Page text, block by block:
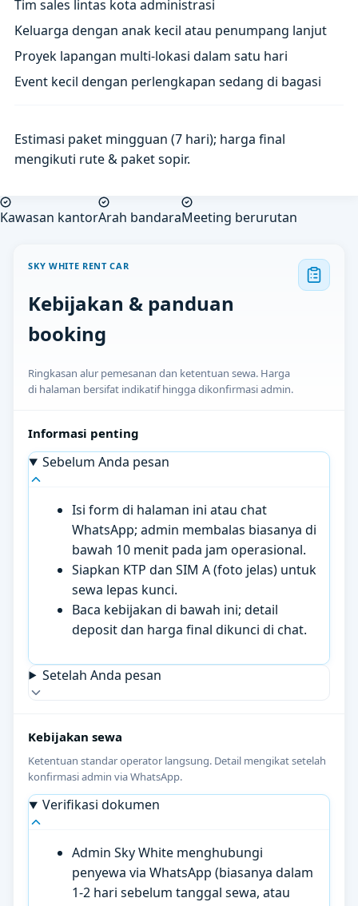
Tim sales lintas kota administrasi
Keluarga dengan anak kecil atau penumpang lanjut
Proyek lapangan multi-lokasi dalam satu hari
Event kecil dengan perlengkapan sedang di bagasi
Estimasi paket mingguan (7 hari); harga final
mengikuti rute & paket sopir.
Kawasan kantorArah bandaraMeeting berurutan
SKY WHITE RENT CAR
Kebijakan & panduan
booking
Ringkasan alur pemesanan dan ketentuan sewa. Harga
di halaman bersifat indikatif hingga dikonfirmasi admin.
Informasi penting
Sebelum Anda pesan
Isi form di halaman ini atau chat
WhatsApp; admin membalas biasanya di
bawah 10 menit pada jam operasional.
Siapkan KTP dan SIM A (foto jelas) untuk
sewa lepas kunci.
Baca kebijakan di bawah ini; detail
deposit dan harga final dikunci di chat.
Setelah Anda pesan
Kebijakan sewa
Ketentuan standar operator langsung. Detail mengikat setelah
konfirmasi admin via WhatsApp.
Verifikasi dokumen
Admin Sky White menghubungi
penyewa via WhatsApp (biasanya dalam
1-2 hari sebelum tanggal sewa, atau